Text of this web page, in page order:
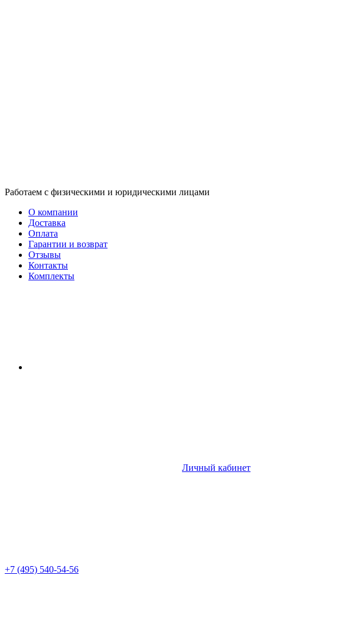
Работаем с физическими и юридическими лицами
О компании
Доставка
Оплата
Гарантии и возврат
Отзывы
Контакты
Комплекты
Личный кабинет
+7 (495) 540-54-56